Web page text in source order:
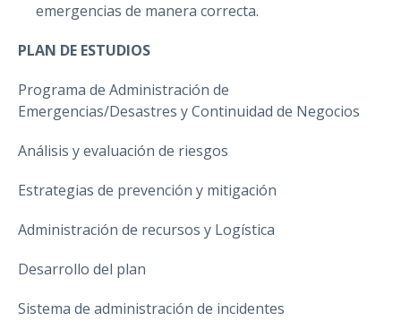
emergencias de manera correcta.
PLAN DE ESTUDIOS
Programa de Administración de
Emergencias/Desastres y Continuidad de Negocios
Análisis y evaluación de riesgos
Estrategias de prevención y mitigación
Administración de recursos y Logística
Desarrollo del plan
Sistema de administración de incidentes